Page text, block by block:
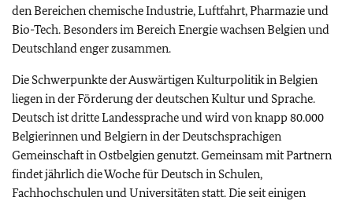
den Bereichen chemische Industrie, Luftfahrt, Pharmazie und
Bio-Tech. Besonders im Bereich Energie wachsen Belgien und
Deutschland enger zusammen.
Die Schwerpunkte der Auswärtigen Kulturpolitik in Belgien
liegen in der Förderung der deutschen Kultur und Sprache.
Deutsch ist dritte Landessprache und wird von knapp 80.000
Belgierinnen und Belgiern in der Deutschsprachigen
Gemeinschaft in Ostbelgien genutzt. Gemeinsam mit Partnern
findet jährlich die Woche für Deutsch in Schulen,
Fachhochschulen und Universitäten statt. Die seit einigen